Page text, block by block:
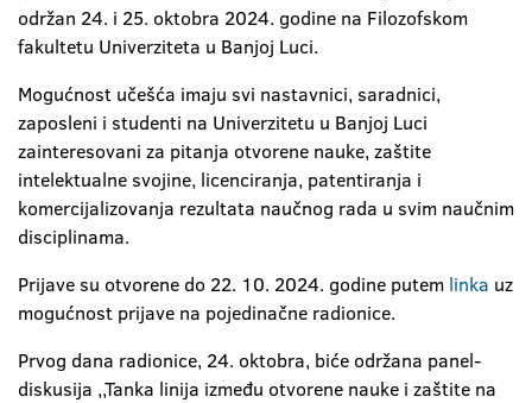
održan 24. i 25. oktobra 2024. godine na Filozofskom
fakultetu Univerziteta u Banjoj Luci.
Mogućnost učešća imaju svi nastavnici, saradnici,
zaposleni i studenti na Univerzitetu u Banjoj Luci
zainteresovani za pitanja otvorene nauke, zaštite
intelektualne svojine, licenciranja, patentiranja i
komercijalizovanja rezultata naučnog rada u svim naučnim
disciplinama.
Prijave su otvorene do 22. 10. 2024. godine putem linka uz
mogućnost prijave na pojedinačne radionice.
Prvog dana radionice, 24. oktobra, biće održana panel-
diskusija ,,Tanka linija između otvorene nauke i zaštite na